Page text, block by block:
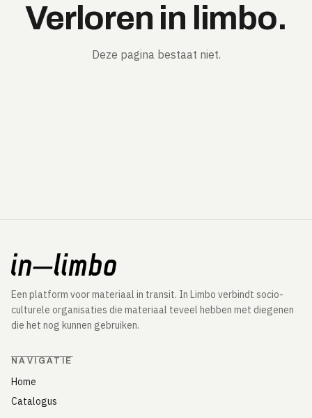
Verloren in limbo.
Deze pagina bestaat niet.
Een platform voor materiaal in transit. In Limbo verbindt socio-
culturele organisaties die materiaal teveel hebben met diegenen
die het nog kunnen gebruiken.
NAVIGATIE
Home
Catalogus